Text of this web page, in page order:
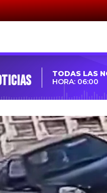
TODAS LAS
HORA: 06:00